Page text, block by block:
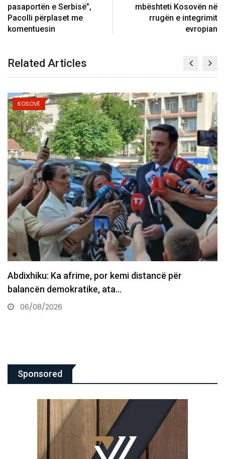
pasaportën e Serbisë”,
Pacolli përplaset me
komentuesin
mbështeti Kosovën në
rrugën e integrimit
evropian
Related Articles
KOSOVË
Balje: Mes meje dhe VV-së nuk ka besim, qëndrimet
e…
06/08/2026
Sponsored